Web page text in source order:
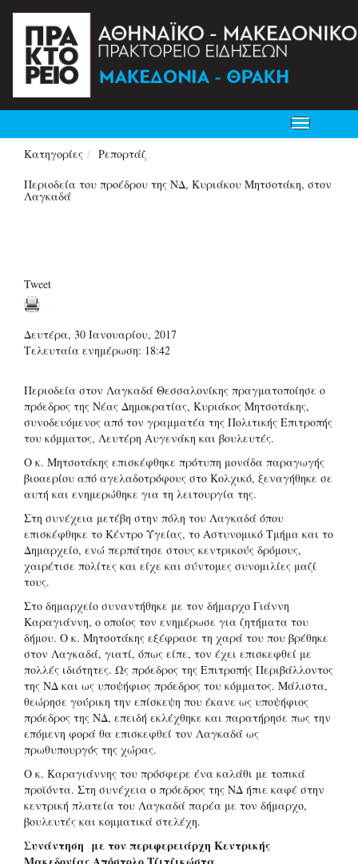
Toggle
navigation
Κατηγορίες
Ρεπορτάζ
Περιοδεία του προέδρου της ΝΔ, Κυριάκου Μητσοτάκη, στον
Λαγκαδά
Tweet
Δευτέρα, 30 Ιανουαρίου, 2017
Τελευταία ενημέρωση: 18:42
Περιοδεία στον Λαγκαδά Θεσσαλονίκης πραγματοποίησε ο
πρόεδρος της Νέας Δημοκρατίας, Κυριάκος Μητσοτάκης,
συνοδευόμενος από τον γραμματέα της Πολιτικής Επιτροπής
του κόμματος, Λευτέρη Αυγενάκη και βουλευτές.
Ο κ. Μητσοτάκης επισκέφθηκε πρότυπη μονάδα παραγωγής
βιοαερίου από αγελαδοτρόφους στο Κολχικό, ξεναγήθηκε σε
αυτή και ενημερώθηκε για τη λειτουργία της.
Στη συνέχεια μετέβη στην πόλη του Λαγκαδά όπου
επισκέφθηκε το Κέντρο Υγείας, το Αστυνομικό Τμήμα και το
Δημαρχείο, ενώ περπάτησε στους κεντρικούς δρόμους,
χαιρέτισε πολίτες και είχε και σύντομες συνομιλίες μαζί
τους.
Στο δημαρχείο συναντήθηκε με τον δήμαρχο Γιάννη
Καραγιάννη, ο οποίος τον ενημέρωσε για ζητήματα του
δήμου. Ο κ. Μητσοτάκης εξέφρασε τη χαρά του που βρέθηκε
στον Λαγκαδά, γιατί, όπως είπε, τον έχει επισκεφθεί με
πολλές ιδιότητες. Ως πρόεδρος της Επιτροπής Περιβάλλοντος
της ΝΔ και ως υποψήφιος πρόεδρος του κόμματος. Μάλιστα,
θεώρησε γούρικη την επίσκεψη που έκανε ως υποψήφιος
πρόεδρος της ΝΔ, επειδή εκλέχθηκε και παρατήρησε πως την
επόμενη φορά θα επισκεφθεί τον Λαγκαδά ως
πρωθυπουργός της χώρας.
Ο κ. Καραγιάννης του πρόσφερε ένα καλάθι με τοπικά
προϊόντα. Στη συνέχεια ο πρόεδρος της ΝΔ ήπιε καφέ στην
κεντρική πλατεία του Λαγκαδά παρέα με τον δήμαρχο,
βουλευτές και κομματικά στελέχη.
Συνάντηση με τον περιφερειάρχη Κεντρικής